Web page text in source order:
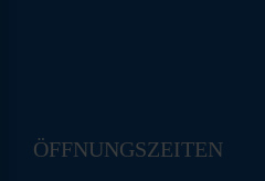
ÖFFNUNGSZEITEN